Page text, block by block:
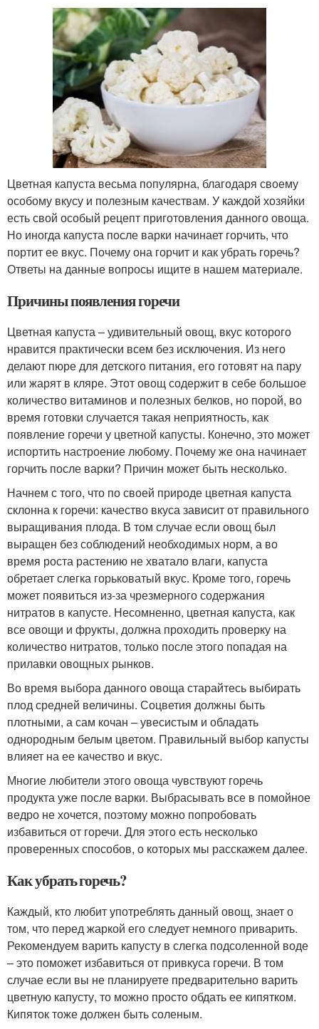
Цветная капуста весьма популярна, благодаря своему
особому вкусу и полезным качествам. У каждой хозяйки
есть свой особый рецепт приготовления данного овоща.
Но иногда капуста после варки начинает горчить, что
портит ее вкус. Почему она горчит и как убрать горечь?
Ответы на данные вопросы ищите в нашем материале.
Причины появления горечи
Цветная капуста – удивительный овощ, вкус которого
нравится практически всем без исключения. Из него
делают пюре для детского питания, его готовят на пару
или жарят в кляре. Этот овощ содержит в себе большое
количество витаминов и полезных белков, но порой, во
время готовки случается такая неприятность, как
появление горечи у цветной капусты. Конечно, это может
испортить настроение любому. Почему же она начинает
горчить после варки? Причин может быть несколько.
Начнем с того, что по своей природе цветная капуста
склонна к горечи: качество вкуса зависит от правильного
выращивания плода. В том случае если овощ был
выращен без соблюдений необходимых норм, а во
время роста растению не хватало влаги, капуста
обретает слегка горьковатый вкус. Кроме того, горечь
может появиться из-за чрезмерного содержания
нитратов в капусте. Несомненно, цветная капуста, как
все овощи и фрукты, должна проходить проверку на
количество нитратов, только после этого попадая на
прилавки овощных рынков.
Во время выбора данного овоща старайтесь выбирать
плод средней величины. Соцветия должны быть
плотными, а сам кочан – увесистым и обладать
однородным белым цветом. Правильный выбор капусты
влияет на ее качество и вкус.
Многие любители этого овоща чувствуют горечь
продукта уже после варки. Выбрасывать все в помойное
ведро не хочется, поэтому можно попробовать
избавиться от горечи. Для этого есть несколько
проверенных способов, о которых мы расскажем далее.
Как убрать горечь?
Каждый, кто любит употреблять данный овощ, знает о
том, что перед жаркой его следует немного приварить.
Рекомендуем варить капусту в слегка подсоленной воде
– это поможет избавиться от привкуса горечи. В том
случае если вы не планируете предварительно варить
цветную капусту, то можно просто обдать ее кипятком.
Кипяток тоже должен быть соленым.